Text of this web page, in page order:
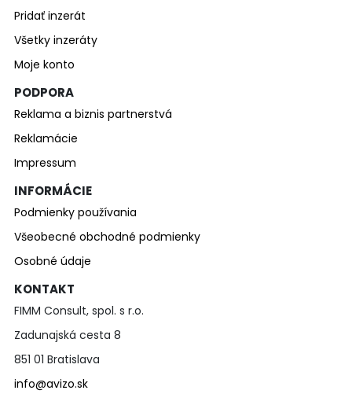
Pridať inzerát
Všetky inzeráty
Moje konto
PODPORA
Reklama a biznis partnerstvá
Reklamácie
Impressum
INFORMÁCIE
Podmienky používania
Všeobecné obchodné podmienky
Osobné údaje
KONTAKT
FIMM Consult, spol. s r.o.
Zadunajská cesta 8
851 01 Bratislava
info@avizo.sk